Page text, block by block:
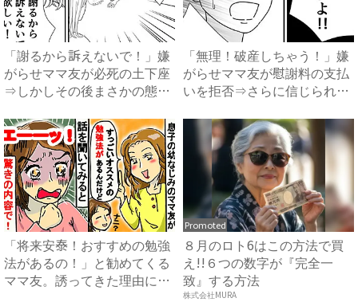
「謝るから訴えないで！」嫌
がらせママ友が必死の土下座
⇒しかしその後まさかの態度
「無理！破産しちゃう！」嫌
がらせママ友が慰謝料の支払
いを拒否⇒さらに信じられな
「将来安泰！おすすめの勉強
法があるの！」と勧めてくる
ママ友。誘ってきた理由に驚
Promoted
８月のロト6はこの方法で買
え!!６つの数字が『完全一
致』する方法
株式会社MURA